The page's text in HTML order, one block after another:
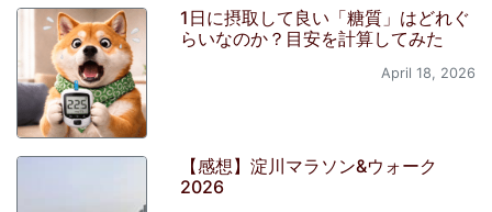
1日に摂取して良い「糖質」はどれぐ
らいなのか？目安を計算してみた
April 18, 2026
【感想】淀川マラソン&ウォーク
2026